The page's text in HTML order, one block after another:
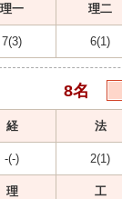
理一 理二
7(3) 6(1)
8名
経 法
-(-) 2(1)
理
工